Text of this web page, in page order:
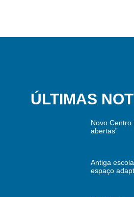
ÚLTIMAS
Novo Centro
abertas”
Antiga
espaço